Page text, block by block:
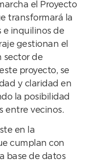
el Proyecto
transformará la
e inquilinos de
gestionan el
sector de
proyecto, se
y claridad en
la posibilidad
entre vecinos.
en la
cumplan con
base de datos